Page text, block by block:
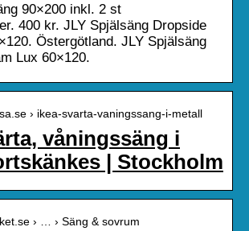
90×200 inkl. 2 st
400 kr. JLY Spjälsäng Dropside
Östergötland. JLY Spjälsäng
Lux 60×120.
› ikea-svarta-vaningssang-i-metall
våningssäng i
| Stockholm
› … › Säng & sovrum